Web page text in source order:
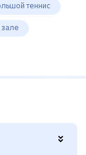
теннис
зале